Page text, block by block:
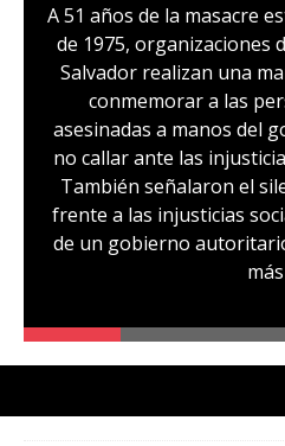
A 51 años de la masacre
de 1975, organizaciones
Salvador realizan una
conmemorar a las
asesinadas a manos del
no callar ante las
También señalaron el
frente a las injusticias
de un gobierno
más